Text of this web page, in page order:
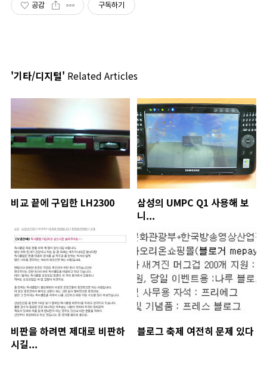
공감 구독하기
'기타/디지털' Related Articles
비교 끝에 구입한 LH2300
삼성의 UMPC Q1 사용해 보
니...
비판을 하려면 제대로 비판하
시길...
블로그 축제 여전히 문제 있다